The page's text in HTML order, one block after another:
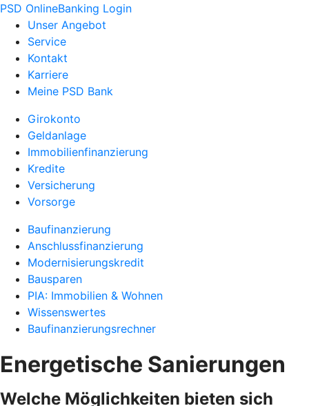
PSD OnlineBanking Login
Unser Angebot
Service
Kontakt
Karriere
Meine PSD Bank
Girokonto
Geldanlage
Immobilienfinanzierung
Kredite
Versicherung
Vorsorge
Baufinanzierung
Anschlussfinanzierung
Modernisierungskredit
Bausparen
PIA: Immobilien & Wohnen
Wissenswertes
Baufinanzierungsrechner
Energetische Sanierungen
Welche Möglichkeiten bieten sich